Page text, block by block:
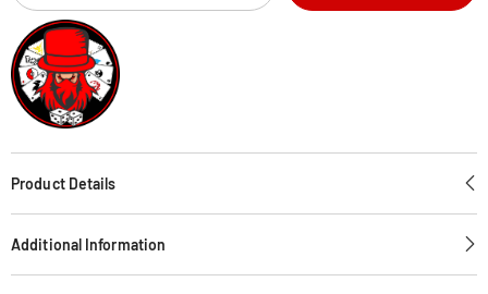
Product Details
Additional Information